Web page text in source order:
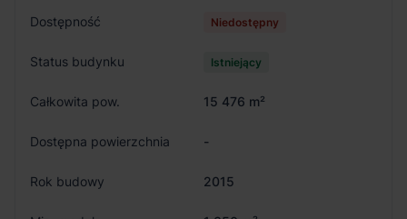
Dostępność Niedostępny
Status budynku Istniejący
Całkowita pow. 15 476 m²
Dostępna powierzchnia -
Rok budowy 2015